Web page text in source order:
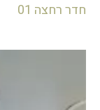
חדר רחצה 01